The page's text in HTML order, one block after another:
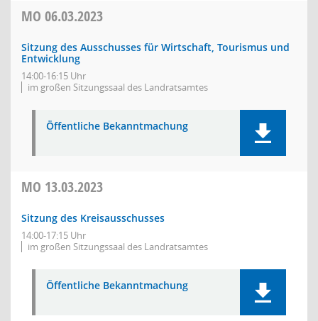
MO 06.03.2023
Sitzung des Ausschusses für Wirtschaft, Tourismus und
Entwicklung
14:00-16:15 Uhr
im großen Sitzungssaal des Landratsamtes
Öffentliche Bekanntmachung
MO 13.03.2023
Sitzung des Kreisausschusses
14:00-17:15 Uhr
im großen Sitzungssaal des Landratsamtes
Öffentliche Bekanntmachung